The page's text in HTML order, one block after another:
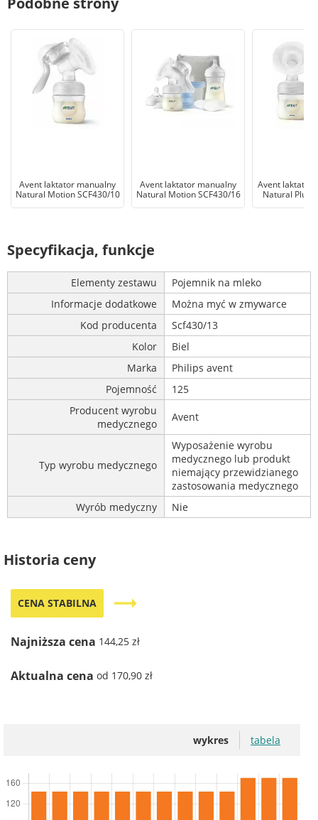
Avent laktator manualny
Natural Motion SCF430/10
Avent laktator manualny
Natural Motion SCF430/16
Avent laktator
Natural Plus
Specyfikacja, funkcje
Elementy zestawu
Pojemnik na mleko
Informacje dodatkowe
Można myć w zmywarce
Kod producenta
Scf430/13
Kolor
Biel
Marka
Philips avent
Pojemność
125
Producent wyrobu
medycznego
Avent
Typ wyrobu medycznego
Wyposażenie wyrobu
medycznego lub produkt
niemający przewidzianego
zastosowania medycznego
Wyrób medyczny
Nie
Historia ceny
CENA STABILNA trending_flat
Najniższa cena 144,25 zł
Aktualna cena od 170,90 zł
wykres tabela